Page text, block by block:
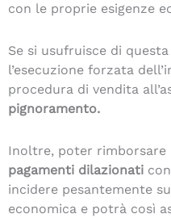
con le proprie esigenze
Se si usufruisce di
l’esecuzione forzata
procedura di vendita
pignoramento.
Inoltre, poter rimborsare
pagamenti dilazionati
incidere pesantemente
economica e potrà così